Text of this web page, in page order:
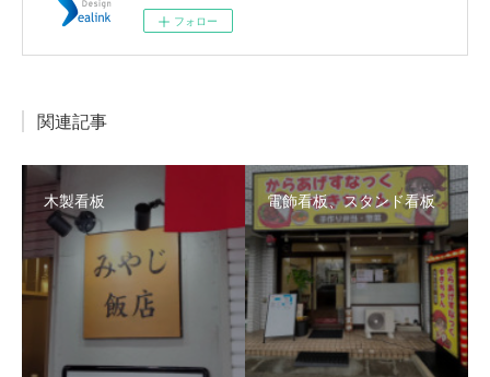
フォロー
関連記事
木製看板 電飾看板、スタンド看板